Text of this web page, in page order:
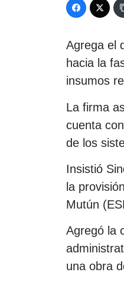
Agrega el
hacia la
insumos
La firma
cuenta
de los
Insistió
la
Mutún
Agregó la
una obra